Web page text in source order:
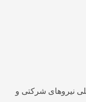
نیروهای شرکتی و